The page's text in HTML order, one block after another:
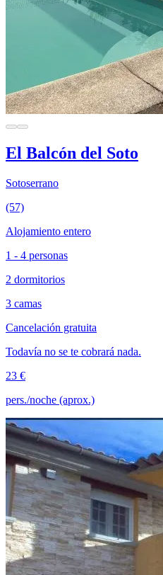
El Balcón del Soto
Sotoserrano
(57)
Alojamiento entero
1 - 4 personas
2 dormitorios
3 camas
Cancelación gratuita
Todavía no se te cobrará nada.
23 €
pers./noche (aprox.)